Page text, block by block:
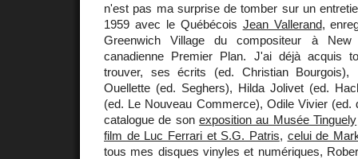
n'est pas ma surprise de tomber sur un
1959 avec le Québécois Jean Vallerand,
Greenwich Village du compositeur à
canadienne Premier Plan. J'ai déjà acquis
trouver, ses écrits (ed. Christian
Ouellette (ed. Seghers), Hilda Jolivet (ed.
(ed. Le Nouveau Commerce), Odile Vivier (ed.
catalogue de sonexposition au Musée Tinguely
film de Luc Ferrari et S.G. Patris, celui de
tous mes disques vinyles et numériques,